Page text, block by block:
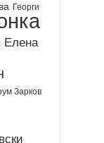
Георги
Елена
Зарков